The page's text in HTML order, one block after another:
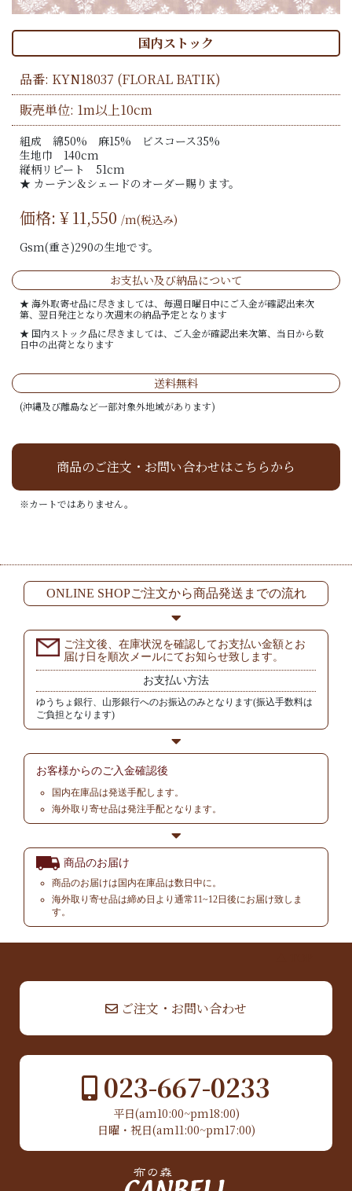
国内ストック
品番: KYN18037 (FLORAL BATIK)
販売単位: 1m以上10cm
組成 綿50% 麻15% ビスコース35%
生地巾 140cm
縦柄リピート 51cm
★ カーテン&シェードのオーダー賜ります。
価格: ¥11,550 /m(税込み)
Gsm(重さ)290の生地です。
お支払い及び納品について
★ 海外取寄せ品に尽きましては、毎週日曜日中にご入金が確認出来次
第、翌日発注となり次週末の納品予定となります
★ 国内ストック品に尽きましては、ご入金が確認出来次第、当日から数
日中の出荷となります
送料無料
(沖縄及び離島など一部対象外地域があります)
商品のご注文・お問い合わせはこちらから
※カートではありません。
ONLINE SHOPご注文から商品発送までの流れ
ご注文後、在庫状況を確認してお支払い金額とお
届け日を順次メールにてお知らせ致します。
お支払い方法
ゆうちょ銀行、山形銀行へのお振込のみとなります(振込手数料は
ご負担となります)
お客様からのご入金確認後
国内在庫品は発送手配します。
海外取り寄せ品は発注手配となります。
商品のお届け
商品のお届けは国内在庫品は数日中に。
海外取り寄せ品は締め日より通常11~12日後にお届け致しま
す。
ご注文・お問い合わせ
023-667-0233
平日(am10:00~pm18:00)
日曜・祝日(am11:00~pm17:00)